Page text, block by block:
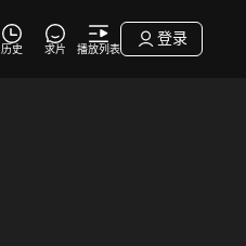
历史 求片 播放列表
登录